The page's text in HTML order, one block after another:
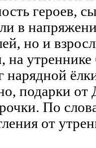
героев,
в
но и
на
нарядной
подарки
По
от